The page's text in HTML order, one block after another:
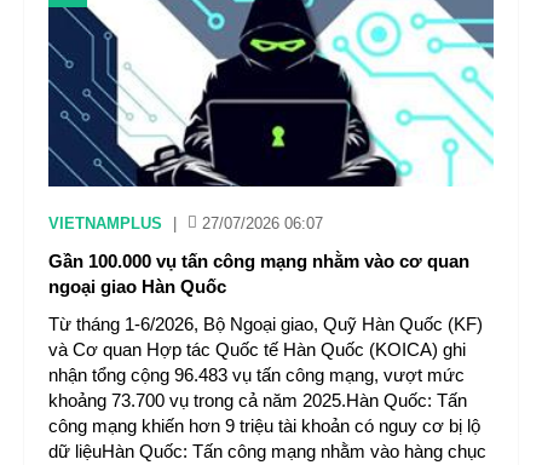
VIETNAMPLUS 27/07/2026 06:07
Gần 100.000 vụ tấn công mạng nhằm vào cơ quan
ngoại giao Hàn Quốc
Từ tháng 1-6/2026, Bộ Ngoại giao, Quỹ Hàn Quốc (KF)
và Cơ quan Hợp tác Quốc tế Hàn Quốc (KOICA) ghi
nhận tổng cộng 96.483 vụ tấn công mạng, vượt mức
khoảng 73.700 vụ trong cả năm 2025.Hàn Quốc: Tấn
công mạng khiến hơn 9 triệu tài khoản có nguy cơ bị lộ
dữ liệuHàn Quốc: Tấn công mạng nhằm vào hàng chục